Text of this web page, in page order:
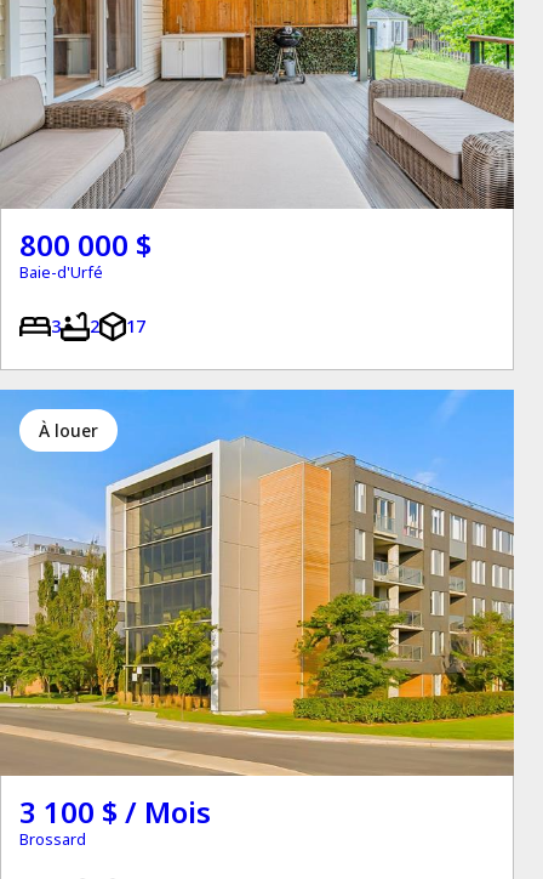
800 000 $
Baie-d'Urfé
3 2 17
à louer
3 100 $ / Mois
Brossard